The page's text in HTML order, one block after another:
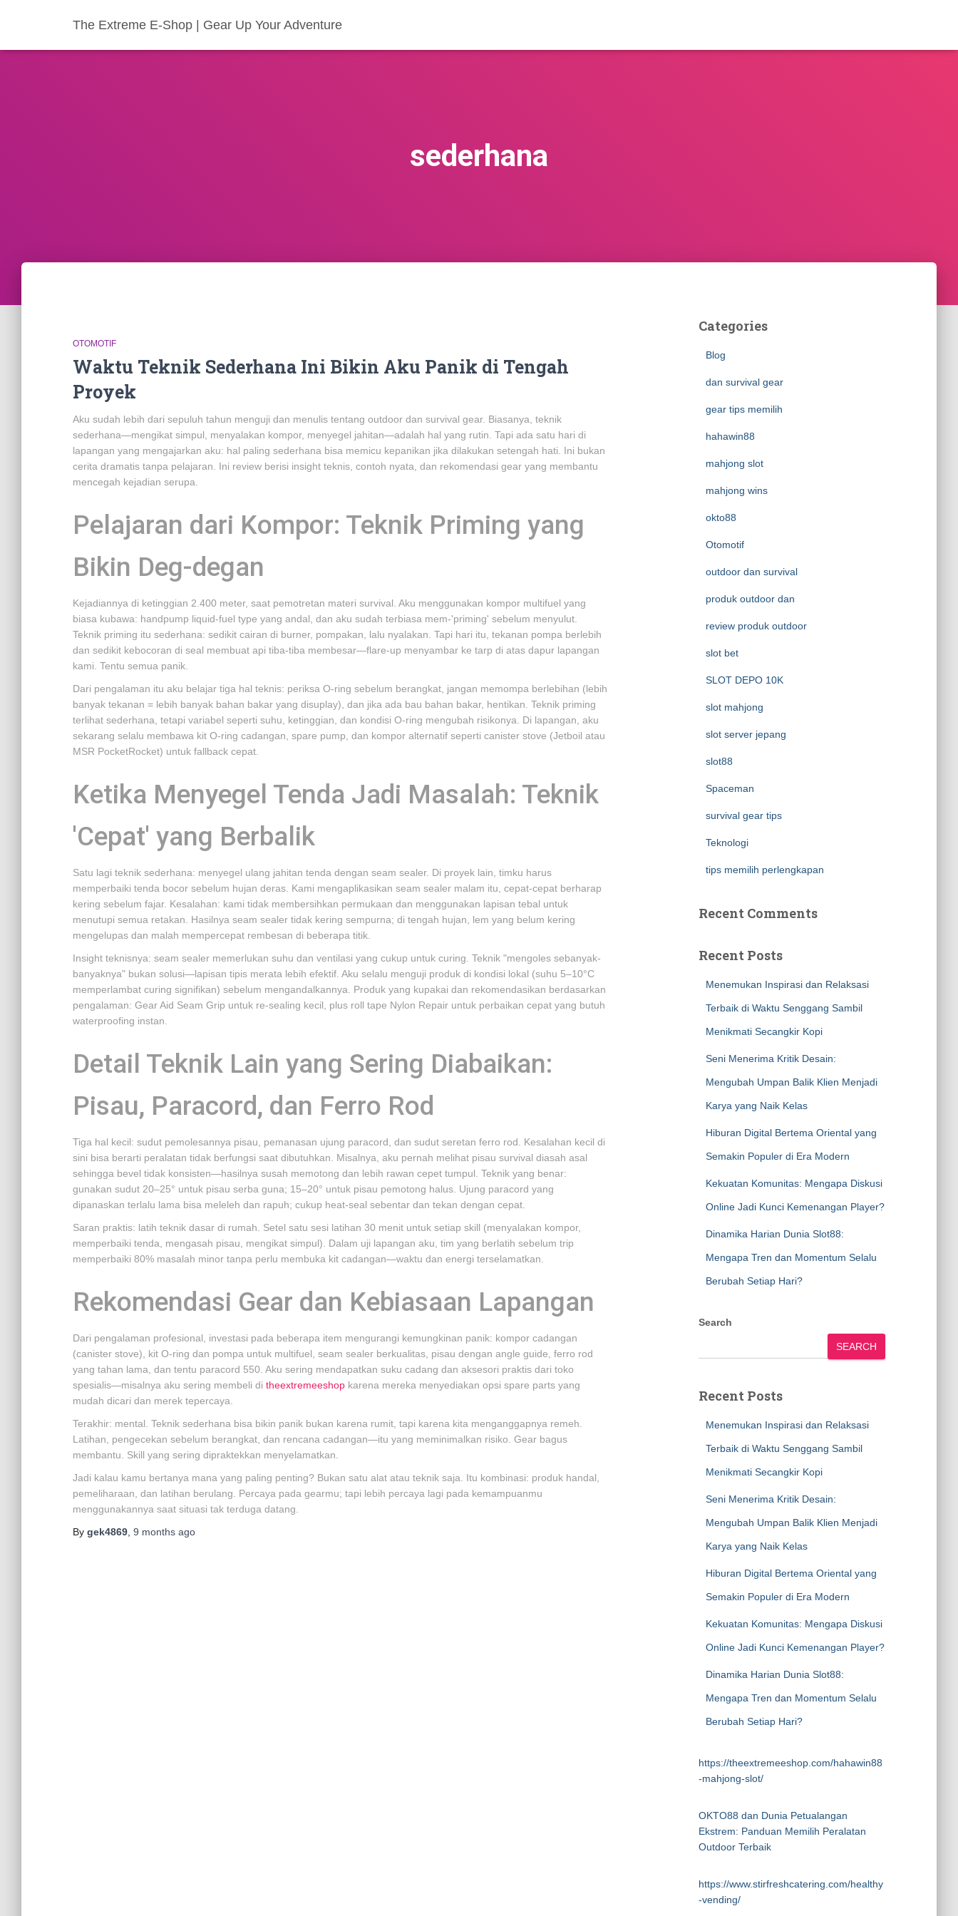
The Extreme E-Shop | Gear Up Your Adventure
sederhana
OTOMOTIF
Waktu Teknik Sederhana Ini Bikin Aku Panik di Tengah
Proyek
Aku sudah lebih dari sepuluh tahun menguji dan menulis tentang outdoor dan survival gear. Biasanya, teknik
sederhana—mengikat simpul, menyalakan kompor, menyegel jahitan—adalah hal yang rutin. Tapi ada satu hari di
lapangan yang mengajarkan aku: hal paling sederhana bisa memicu kepanikan jika dilakukan setengah hati. Ini bukan
cerita dramatis tanpa pelajaran. Ini review berisi insight teknis, contoh nyata, dan rekomendasi gear yang membantu
mencegah kejadian serupa.
Pelajaran dari Kompor: Teknik Priming yang
Bikin Deg-degan
Kejadiannya di ketinggian 2.400 meter, saat pemotretan materi survival. Aku menggunakan kompor multifuel yang
biasa kubawa: handpump liquid-fuel type yang andal, dan aku sudah terbiasa mem-'priming' sebelum menyulut.
Teknik priming itu sederhana: sedikit cairan di burner, pompakan, lalu nyalakan. Tapi hari itu, tekanan pompa berlebih
dan sedikit kebocoran di seal membuat api tiba-tiba membesar—flare-up menyambar ke tarp di atas dapur lapangan
kami. Tentu semua panik.
Dari pengalaman itu aku belajar tiga hal teknis: periksa O-ring sebelum berangkat, jangan memompa berlebihan (lebih
banyak tekanan = lebih banyak bahan bakar yang disuplay), dan jika ada bau bahan bakar, hentikan. Teknik priming
terlihat sederhana, tetapi variabel seperti suhu, ketinggian, dan kondisi O-ring mengubah risikonya. Di lapangan, aku
sekarang selalu membawa kit O-ring cadangan, spare pump, dan kompor alternatif seperti canister stove (Jetboil atau
MSR PocketRocket) untuk fallback cepat.
Ketika Menyegel Tenda Jadi Masalah: Teknik
'Cepat' yang Berbalik
Satu lagi teknik sederhana: menyegel ulang jahitan tenda dengan seam sealer. Di proyek lain, timku harus
memperbaiki tenda bocor sebelum hujan deras. Kami mengaplikasikan seam sealer malam itu, cepat-cepat berharap
kering sebelum fajar. Kesalahan: kami tidak membersihkan permukaan dan menggunakan lapisan tebal untuk
menutupi semua retakan. Hasilnya seam sealer tidak kering sempurna; di tengah hujan, lem yang belum kering
mengelupas dan malah mempercepat rembesan di beberapa titik.
Insight teknisnya: seam sealer memerlukan suhu dan ventilasi yang cukup untuk curing. Teknik "mengoles sebanyak-
banyaknya" bukan solusi—lapisan tipis merata lebih efektif. Aku selalu menguji produk di kondisi lokal (suhu 5–10°C
memperlambat curing signifikan) sebelum mengandalkannya. Produk yang kupakai dan rekomendasikan berdasarkan
pengalaman: Gear Aid Seam Grip untuk re-sealing kecil, plus roll tape Nylon Repair untuk perbaikan cepat yang butuh
waterproofing instan.
Detail Teknik Lain yang Sering Diabaikan:
Pisau, Paracord, dan Ferro Rod
Tiga hal kecil: sudut pemolesannya pisau, pemanasan ujung paracord, dan sudut seretan ferro rod. Kesalahan kecil di
sini bisa berarti peralatan tidak berfungsi saat dibutuhkan. Misalnya, aku pernah melihat pisau survival diasah asal
sehingga bevel tidak konsisten—hasilnya susah memotong dan lebih rawan cepet tumpul. Teknik yang benar:
gunakan sudut 20–25° untuk pisau serba guna; 15–20° untuk pisau pemotong halus. Ujung paracord yang
dipanaskan terlalu lama bisa meleleh dan rapuh; cukup heat-seal sebentar dan tekan dengan cepat.
Saran praktis: latih teknik dasar di rumah. Setel satu sesi latihan 30 menit untuk setiap skill (menyalakan kompor,
memperbaiki tenda, mengasah pisau, mengikat simpul). Dalam uji lapangan aku, tim yang berlatih sebelum trip
memperbaiki 80% masalah minor tanpa perlu membuka kit cadangan—waktu dan energi terselamatkan.
Rekomendasi Gear dan Kebiasaan Lapangan
Dari pengalaman profesional, investasi pada beberapa item mengurangi kemungkinan panik: kompor cadangan
(canister stove), kit O-ring dan pompa untuk multifuel, seam sealer berkualitas, pisau dengan angle guide, ferro rod
yang tahan lama, dan tentu paracord 550. Aku sering mendapatkan suku cadang dan aksesori praktis dari toko
spesialis—misalnya aku sering membeli di theextremeeshop karena mereka menyediakan opsi spare parts yang
mudah dicari dan merek tepercaya.
Terakhir: mental. Teknik sederhana bisa bikin panik bukan karena rumit, tapi karena kita menganggapnya remeh.
Latihan, pengecekan sebelum berangkat, dan rencana cadangan—itu yang meminimalkan risiko. Gear bagus
membantu. Skill yang sering dipraktekkan menyelamatkan.
Jadi kalau kamu bertanya mana yang paling penting? Bukan satu alat atau teknik saja. Itu kombinasi: produk handal,
pemeliharaan, dan latihan berulang. Percaya pada gearmu; tapi lebih percaya lagi pada kemampuanmu
menggunakannya saat situasi tak terduga datang.
By gek4869 9 months ago
Categories
Blog
dan survival gear
gear tips memilih
hahawin88
mahjong slot
mahjong wins
okto88
Otomotif
outdoor dan survival
produk outdoor dan
review produk outdoor
slot bet
SLOT DEPO 10K
slot mahjong
slot server jepang
slot88
Spaceman
survival gear tips
Teknologi
tips memilih perlengkapan
Recent Comments
Recent Posts
Menemukan Inspirasi dan Relaksasi
Terbaik di Waktu Senggang Sambil
Menikmati Secangkir Kopi
Seni Menerima Kritik Desain:
Mengubah Umpan Balik Klien Menjadi
Karya yang Naik Kelas
Hiburan Digital Bertema Oriental yang
Semakin Populer di Era Modern
Kekuatan Komunitas: Mengapa Diskusi
Online Jadi Kunci Kemenangan Player?
Dinamika Harian Dunia Slot88:
Mengapa Tren dan Momentum Selalu
Berubah Setiap Hari?
Search
SEARCH
Recent Posts
Menemukan Inspirasi dan Relaksasi
Terbaik di Waktu Senggang Sambil
Menikmati Secangkir Kopi
Seni Menerima Kritik Desain:
Mengubah Umpan Balik Klien Menjadi
Karya yang Naik Kelas
Hiburan Digital Bertema Oriental yang
Semakin Populer di Era Modern
Kekuatan Komunitas: Mengapa Diskusi
Online Jadi Kunci Kemenangan Player?
Dinamika Harian Dunia Slot88:
Mengapa Tren dan Momentum Selalu
Berubah Setiap Hari?
https://theextremeeshop.com/hahawin88
-mahjong-slot/
OKTO88 dan Dunia Petualangan
Ekstrem: Panduan Memilih Peralatan
Outdoor Terbaik
https://www.stirfreshcatering.com/healthy
-vending/